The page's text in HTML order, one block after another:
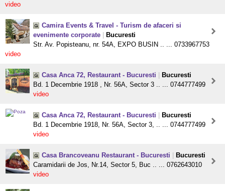
video
Camira Events & Travel - Turism de afaceri si
evenimente corporate
Bucuresti
Str. Av. Popisteanu, nr. 54A, EXPO BUSIN .. ... 0733967753
video
Casa Anca 72, Restaurant - Bucuresti
Bucuresti
Bd. 1 Decembrie 1918 , Nr. 56A, Sector 3 .. ... 0744777499
video
Casa Anca 72, Restaurant - Bucuresti
Bucuresti
Bd. 1 Decembrie 1918, Nr. 56A, Sector 3, .. ... 0744777499
video
Casa Brancoveanu Restaurant - Bucuresti
Bucuresti
Caramidarii de Jos, Nr.14, Sector 5, Buc .. ... 0762643010
video